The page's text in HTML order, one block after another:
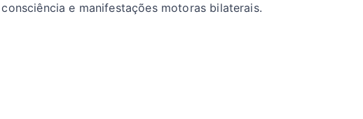
e manifestações motoras bilaterais.